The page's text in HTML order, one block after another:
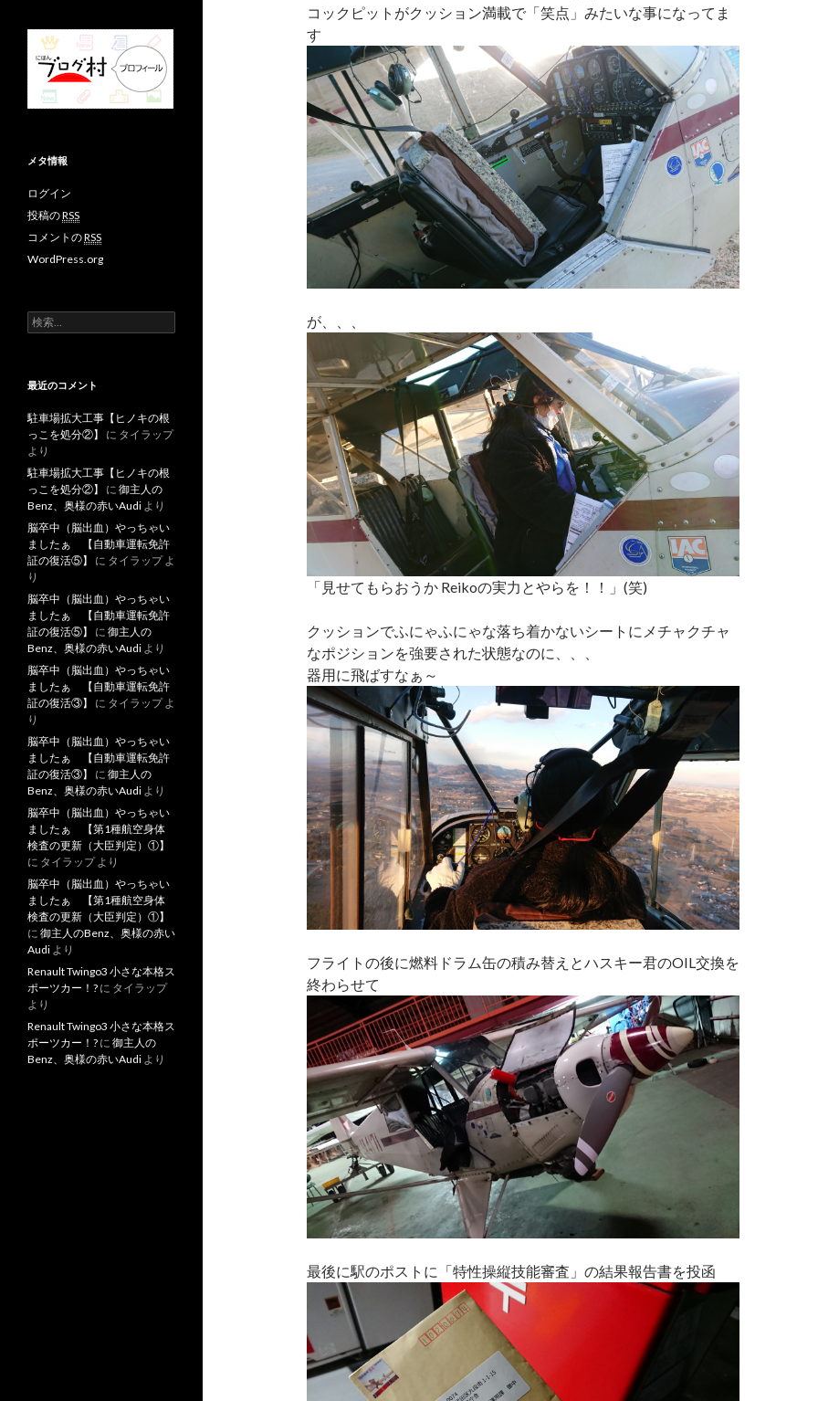
コックピットがクッション満載で「笑点」みたいな事になってま
す
が、、、
「見せてもらおうか Reikoの実力とやらを！！」(笑)
クッションでふにゃふにゃな落ち着かないシートにメチャクチャ
なポジションを強要された状態なのに、、、
器用に飛ばすなぁ～
フライトの後に燃料ドラム缶の積み替えとハスキー君のOIL交換を
終わらせて
最後に駅のポストに「特性操縦技能審査」の結果報告書を投函
メタ情報
ログイン
投稿のRSS
コメントのRSS
WordPress.org
検
索
最近のコメント
駐車場拡大工事【ヒノキの根
っこを処分②】
に タイラップ
より
駐車場拡大工事【ヒノキの根
っこを処分②】
に 御主人の
Benz、奥様の赤いAudi より
脳卒中（脳出血）やっちゃい
ましたぁ 【自動車運転免許
証の復活⑤】
に タイラップよ
り
脳卒中（脳出血）やっちゃい
ましたぁ 【自動車運転免許
証の復活⑤】
に 御主人の
Benz、奥様の赤いAudi より
脳卒中（脳出血）やっちゃい
ましたぁ 【自動車運転免許
証の復活③】
に タイラップよ
り
脳卒中（脳出血）やっちゃい
ましたぁ 【自動車運転免許
証の復活③】
に 御主人の
Benz、奥様の赤いAudi より
脳卒中（脳出血）やっちゃい
ましたぁ 【第1種航空身体
検査の更新（大臣判定）①】
に タイラップより
脳卒中（脳出血）やっちゃい
ましたぁ 【第1種航空身体
検査の更新（大臣判定）①】
に 御主人のBenz、奥様の赤い
Audi より
Renault Twingo3 小さな本格ス
ポーツカー！? に タイラップ
より
Renault Twingo3 小さな本格ス
ポーツカー！? に 御主人の
Benz、奥様の赤いAudi より